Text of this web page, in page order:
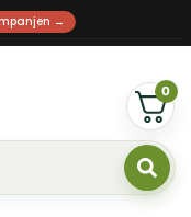
→
0